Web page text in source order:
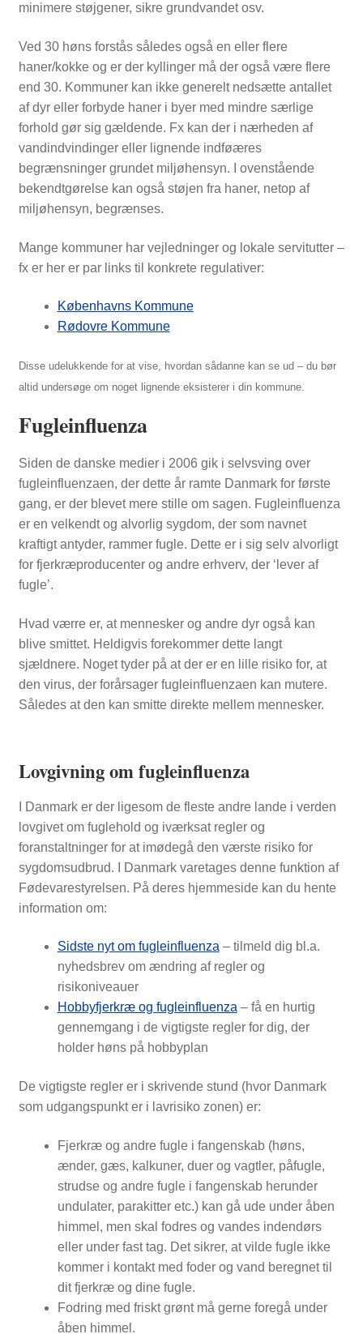
minimere støjgener, sikre grundvandet osv.
Ved 30 høns forstås således også en eller flere
haner/kokke og er der kyllinger må der også være flere
end 30. Kommuner kan ikke generelt nedsætte antallet
af dyr eller forbyde haner i byer med mindre særlige
forhold gør sig gældende. Fx kan der i nærheden af
vandindvindinger eller lignende indføæres
begrænsninger grundet miljøhensyn. I ovenstående
bekendtgørelse kan også støjen fra haner, netop af
miljøhensyn, begrænses.
Mange kommuner har vejledninger og lokale servitutter –
fx er her er par links til konkrete regulativer:
Københavns Kommune
Rødovre Kommune
Disse udelukkende for at vise, hvordan sådanne kan se ud – du bør
altid undersøge om noget lignende eksisterer i din kommune.
Fugleinfluenza
Siden de danske medier i 2006 gik i selvsving over
fugleinfluenzaen, der dette år ramte Danmark for første
gang, er der blevet mere stille om sagen. Fugleinfluenza
er en velkendt og alvorlig sygdom, der som navnet
kraftigt antyder, rammer fugle. Dette er i sig selv alvorligt
for fjerkræproducenter og andre erhverv, der ‘lever af
fugle’.
Hvad værre er, at mennesker og andre dyr også kan
blive smittet. Heldigvis forekommer dette langt
sjældnere. Noget tyder på at der er en lille risiko for, at
den virus, der forårsager fugleinfluenzaen kan mutere.
Således at den kan smitte direkte mellem mennesker.
Lovgivning om fugleinfluenza
I Danmark er der ligesom de fleste andre lande i verden
lovgivet om fuglehold og iværksat regler og
foranstaltninger for at imødegå den værste risiko for
sygdomsudbrud. I Danmark varetages denne funktion af
Fødevarestyrelsen. På deres hjemmeside kan du hente
information om:
Sidste nyt om fugleinfluenza – tilmeld dig bl.a.
nyhedsbrev om ændring af regler og
risikoniveauer
Hobbyfjerkræ og fugleinfluenza – få en hurtig
gennemgang i de vigtigste regler for dig, der
holder høns på hobbyplan
De vigtigste regler er i skrivende stund (hvor Danmark
som udgangspunkt er i lavrisiko zonen) er:
Fjerkræ og andre fugle i fangenskab (høns,
ænder, gæs, kalkuner, duer og vagtler, påfugle,
strudse og andre fugle i fangenskab herunder
undulater, parakitter etc.) kan gå ude under åben
himmel, men skal fodres og vandes indendørs
eller under fast tag. Det sikrer, at vilde fugle ikke
kommer i kontakt med foder og vand beregnet til
dit fjerkræ og dine fugle.
Fodring med friskt grønt må gerne foregå under
åben himmel.